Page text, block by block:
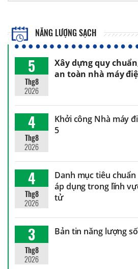
NĂNG LƯỢNG SẠCH
5
Thg8
2026
Xây dựng quy
an toàn nhà máy
4
Thg8
2026
Khởi công Nhà máy
5
4
Thg8
2026
Danh mục tiêu
áp dụng trong lĩnh
tử
3
Thg8
2026
Bản tin năng lượng